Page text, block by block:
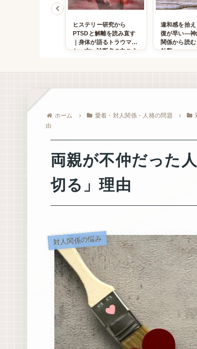
ヒステリー研究から
PTSDと解離を読み直す
｜身体が語るトラウマ
と、古い診断名の向こう
違和感を拾え
復が早い―神
関係から読
針盤」
ホーム 愛着・対人関係・人格の問題
由
両親が不仲だった
切る」理由
対人関係の悩み